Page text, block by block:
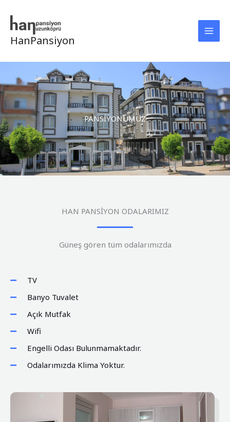
atla
HanPansiyon
PANSİYONUMUZ
HAN PANSİYON ODALARIMIZ
Güneş gören tüm odalarımızda
TV
Banyo Tuvalet
Açık Mutfak
Wifi
Engelli Odası Bulunmamaktadır.
Odalarımızda Klima Yoktur.